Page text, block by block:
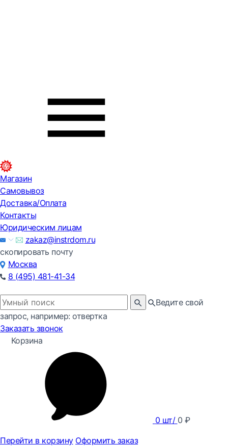
Магазин
Самовывоз
Доставка/Оплата
Контакты
Юридическим лицам
zakaz@instrdom.ru
скопировать почту
Москва
8 (495) 481-41-34
Ведите свой
запрос, например: отвертка
Заказать звонок
Корзина
0 шт/ 0 ₽
Перейти в корзину Оформить заказ